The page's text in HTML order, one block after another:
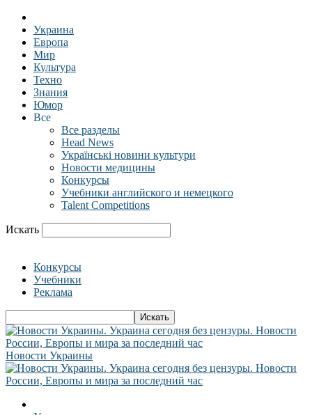
Украина
Европа
Мир
Культура
Техно
Знания
Юмор
Все
Все разделы
Head News
Українські новини культури
Новости медицины
Конкурсы
Учебники английского и немецкого
Talent Competitions
Искать
Конкурсы
Учебники
Реклама
Новости Украины